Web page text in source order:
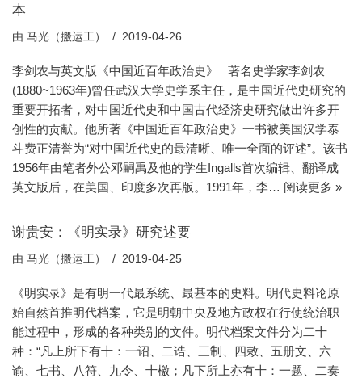
本
由 马光（搬运工） 2019-04-26
李剑农与英文版《中国近百年政治史》 著名史学家李剑农
(1880~1963年)曾任武汉大学史学系主任，是中国近代史研究的
重要开拓者，对中国近代史和中国古代经济史研究做出许多开
创性的贡献。他所著《中国近百年政治史》一书被美国汉学泰
斗费正清誉为“对中国近代史的最清晰、唯一全面的评述”。该书
1956年由笔者外公邓嗣禹及他的学生Ingalls首次编辑、翻译成
英文版后，在美国、印度多次再版。1991年，李… 阅读更多 »
谢贵安：《明实录》研究述要
由 马光（搬运工） 2019-04-25
《明实录》是有明一代最系统、最基本的史料。明代史料论原
始自然首推明代档案，它是明朝中央及地方政权在行使统治职
能过程中，形成的各种类别的文件。明代档案文件分为二十
种：“凡上所下有十：一诏、二诰、三制、四敕、五册文、六
谕、七书、八符、九令、十檄；凡下所上亦有十：一题、二奏